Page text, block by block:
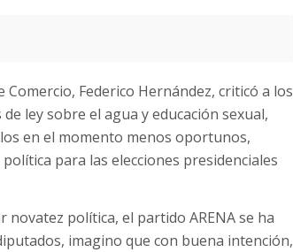
Federico Hernández, criticó a los
ley sobre el agua y educación sexual,
en el momento menos oportunos,
para las elecciones presidenciales
novatez política, el partido ARENA se ha
imagino que con buena intención,